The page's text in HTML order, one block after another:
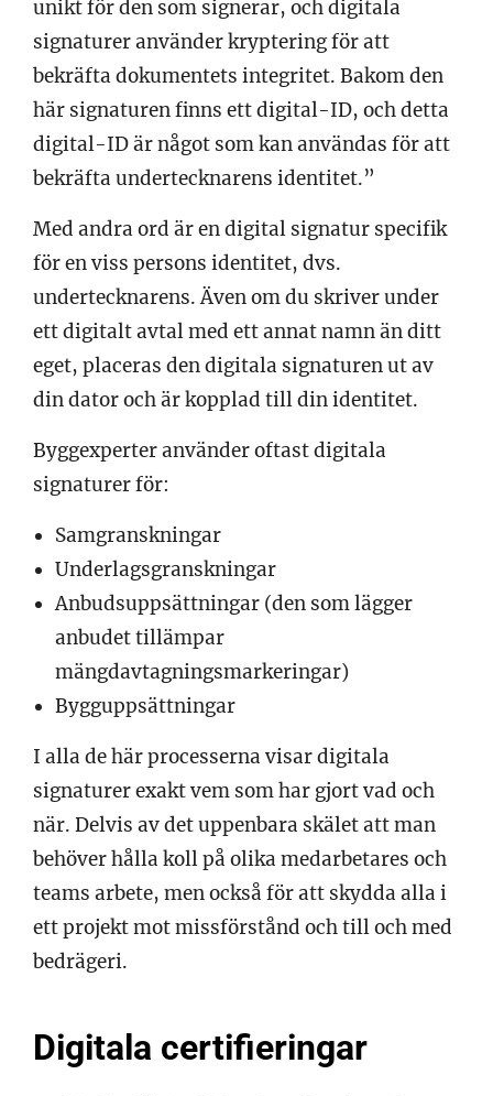
unikt för den som signerar, och digitala
signaturer använder kryptering för att
bekräfta dokumentets integritet. Bakom den
här signaturen finns ett digital-ID, och detta
digital-ID är något som kan användas för att
bekräfta undertecknarens identitet.”
Med andra ord är en digital signatur specifik
för en viss persons identitet, dvs.
undertecknarens. Även om du skriver under
ett digitalt avtal med ett annat namn än ditt
eget, placeras den digitala signaturen ut av
din dator och är kopplad till din identitet.
Byggexperter använder oftast digitala
signaturer för:
Samgranskningar
Underlagsgranskningar
Anbudsuppsättningar (den som lägger
anbudet tillämpar
mängdavtagningsmarkeringar)
Bygguppsättningar
I alla de här processerna visar digitala
signaturer exakt vem som har gjort vad och
när. Delvis av det uppenbara skälet att man
behöver hålla koll på olika medarbetares och
teams arbete, men också för att skydda alla i
ett projekt mot missförstånd och till och med
bedrägeri.
Digitala certifieringar